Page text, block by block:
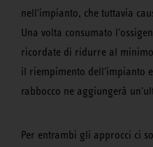
nell'impianto, che tuttavia
Una volta consumato
ricordate di ridurre al
il riempimento dell'impianto
rabbocco ne aggiungerà
Per entrambi gli approcci ci